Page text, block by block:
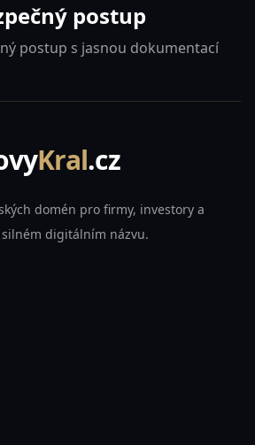
postup
postup s jasnou dokumentací
Kral.cz
domén pro firmy, investory a
digitálním názvu.